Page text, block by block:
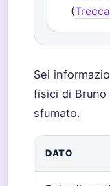
(
Sei
fisici di
sfumato.
DATO